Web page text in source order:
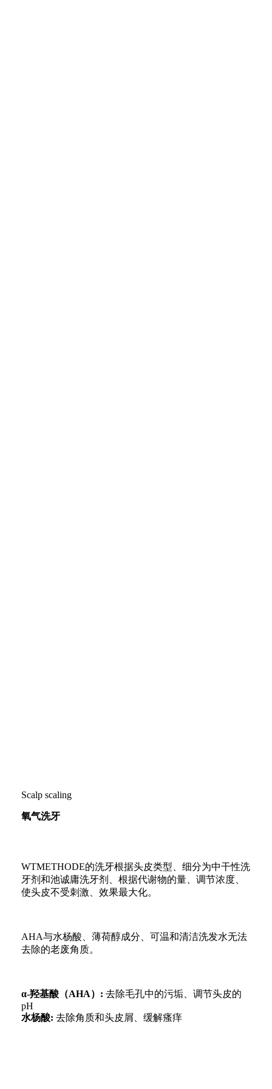
Scalp scaling
氧气洗牙
WTMETHODE的洗牙根据头皮类型、细分为中干性洗
牙剂和池诚庸洗牙剂、根据代谢物的量、调节浓度、
使头皮不受刺激、效果最大化。
AHA与水杨酸、薄荷醇成分、可温和清洁洗发水无法
去除的老废角质。
α-羟基酸（AHA）: 去除毛孔中的污垢、调节头皮的
pH
水杨酸: 去除角质和头皮屑、缓解瘙痒